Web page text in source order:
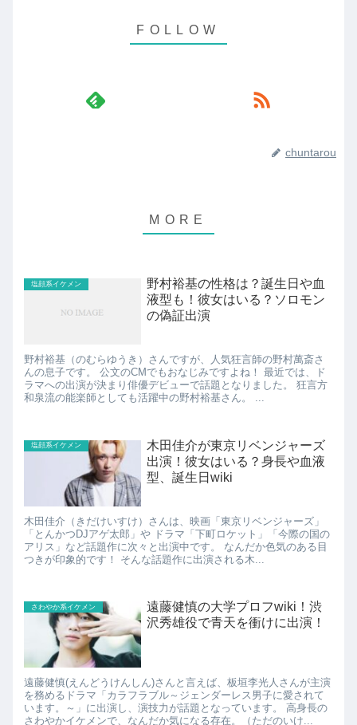
chuntarou
塩顔系イケメン
野村裕基の性格は？誕生日や血
液型も！彼女はいる？ソロモン
の偽証出演
野村裕基（のむらゆうき）さんですが、人気狂言師の野村萬斎さ
んの息子です。 公文のCMでもおなじみですよね！ 最近では、ド
ラマへの出演が決まり俳優デビューで話題となりました。 狂言方
和泉流の能楽師としても活躍中の野村裕基さん。 ...
塩顔系イケメン
木田佳介が東京リベンジャーズ
出演！彼女はいる？身長や血液
型、誕生日wiki
木田佳介（きだけいすけ）さんは、映画「東京リベンジャーズ」
「とんかつDJアゲ太郎」や ドラマ「下町ロケット」「今際の国の
アリス」など話題作に次々と出演中です。 なんだか色気のある目
つきが印象的です！ そんな話題作に出演される木...
さわやか系イケメン
遠藤健慎の大学プロフwiki！渋
沢秀雄役で青天を衝けに出演！
遠藤健慎(えんどうけんしん)さんと言えば、板垣李光人さんが主演
を務めるドラマ「カラフラブル～ジェンダーレス男子に愛されて
います。～」に出演し、演技力が話題となっています。 高身長の
さわやかイケメンで、なんだか気になる存在。（ただのいけ...